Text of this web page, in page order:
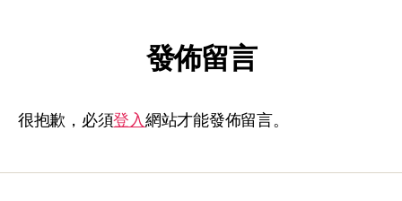
發佈留言
很抱歉，必須登入網站才能發佈留言。